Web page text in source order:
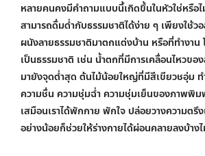
หลายคนคงมีคำถามแบบนี้เกิดขึ้นในหัวใช่หรือไ
สามารถดื่มด่ำกับธรรมชาติได้ง่าย ๆ เพียงใช้ว
ผนังลายธรรมชาติมาตกแต่งบ้าน หรือที่ทำงาน
เป็นธรรมชาติ เช่น น้ำตกที่มีการเคลื่อนไหวขอ
มายังจุดต่ำสุด ต้นไม้น้อยใหญ่ที่มีสีเขียวชอุ่ม ท
ความชื่น ความชุ่มฉ่ำ ความชุ่มเย็นของภาพพิม
เสมือนเราได้พักกาย พักใจ ปล่อยวางความตรึ
อย่างน้อยก็ช่วยให้ร่างกายได้ผ่อนคลายลงบ้าง